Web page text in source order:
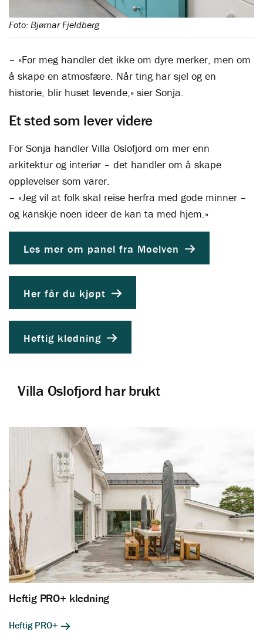
Foto: Bjørnar Fjeldberg
– «For meg handler det ikke om dyre merker, men om
å skape en atmosfære. Når ting har sjel og en
historie, blir huset levende,» sier Sonja.
Et sted som lever videre
For Sonja handler Villa Oslofjord om mer enn
arkitektur og interiør – det handler om å skape
opplevelser som varer.
– «Jeg vil at folk skal reise herfra med gode minner –
og kanskje noen ideer de kan ta med hjem.»
Les mer om panel fra Moelven
Her får du kjøpt
Heftig kledning
Villa Oslofjord har brukt
Heftig PRO+ kledning
Heftig PRO+